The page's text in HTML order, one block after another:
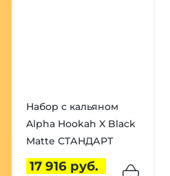
Набор с кальяном
Alpha Hookah X Black
Matte СТАНДАРТ
17 916 руб.